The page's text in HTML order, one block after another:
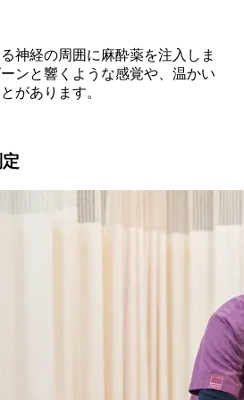
神経の周囲に麻酔薬を注入しま
ンと響くような感覚や、温かい
があります。